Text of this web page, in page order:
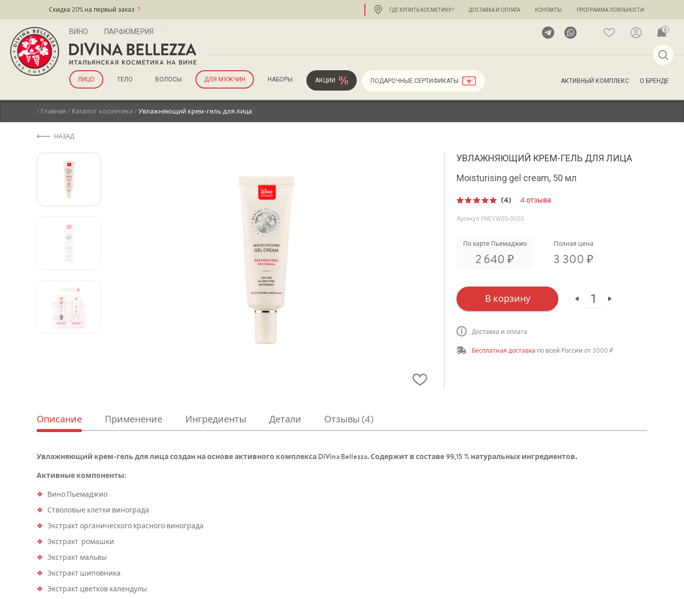
Скидка 20% на первый заказ ? ГДЕ КУПИТЬ КОСМЕТИКУ? ДОСТАВКА И ОПЛАТА КОНТАКТЫ ПРОГРАММА ЛОЯЛЬНОСТИ
ВИНО ПАРФЮМЕРИЯ 0
ЛИЦО ТЕЛО ВОЛОСЫ ДЛЯ МУЖЧИН НАБОРЫ АКЦИИ ПОДАРОЧНЫЕ СЕРТИФИКАТЫ АКТИВНЫЙ КОМПЛЕКС О БРЕНДЕ
/ Главная / Каталог косметики / Увлажняющий крем-гель для лица
НАЗАД
УВЛАЖНЯЮЩИЙ КРЕМ-ГЕЛЬ ДЛЯ ЛИЦА
Moisturising gel cream, 50 мл
5.00из 5
опроса4
(4) 4 отзыва
Артикул FNEVW05-0050
По карте Пьемаджио
2 640 ₽
Полная цена
3 300 ₽
в корзину
Доставка и оплата
Бесплатная доставка по всей России от 3000 ₽
Описание Применение Ингредиенты Детали Отзывы (4)
Увлажняющий крем-гель для лица создан на основе активного комплекса DiVina Bellezza. Содержит в составе 99,15 % натуральных ингредиентов.
Активные компоненты:
Вино Пьемаджио
Стволовые клетки винограда
Экстракт органического красного винограда
Экстракт ромашки
Экстракт мальвы
Экстракт шиповника
Экстракт цветков календулы